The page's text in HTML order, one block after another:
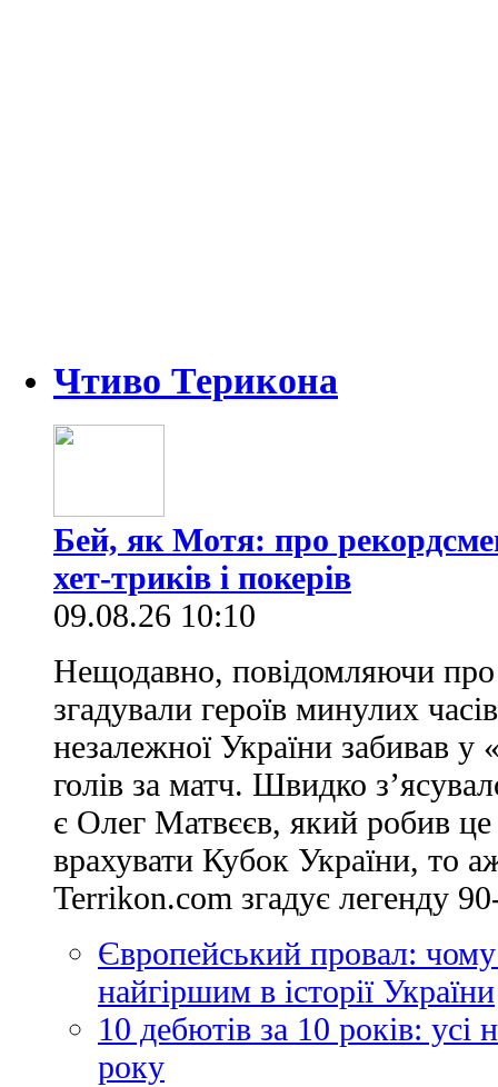
Чтиво Терикона
Бей, як Мотя: про
хет-триків і покерів
09.08.26 10:10
Нещодавно, повідомляючи про
згадували героїв минулих
незалежної України забивав
голів за матч. Швидко
є Олег Матвєєв, який робив
врахувати Кубок України, то
Terrikon.com згадує легенду
Європейський провал:
найгіршим в історії України
10 дебютів за 10 років:
року